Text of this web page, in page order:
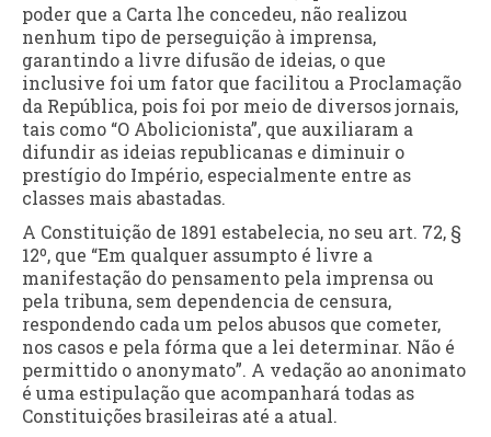
poder que a Carta lhe concedeu, não realizou
nenhum tipo de perseguição à imprensa,
garantindo a livre difusão de ideias, o que
inclusive foi um fator que facilitou a Proclamação
da República, pois foi por meio de diversos jornais,
tais como “O Abolicionista”, que auxiliaram a
difundir as ideias republicanas e diminuir o
prestígio do Império, especialmente entre as
classes mais abastadas.
A Constituição de 1891 estabelecia, no seu art. 72, §
12º, que “Em qualquer assumpto é livre a
manifestação do pensamento pela imprensa ou
pela tribuna, sem dependencia de censura,
respondendo cada um pelos abusos que cometer,
nos casos e pela fórma que a lei determinar. Não é
permittido o anonymato”. A vedação ao anonimato
é uma estipulação que acompanhará todas as
Constituições brasileiras até a atual.